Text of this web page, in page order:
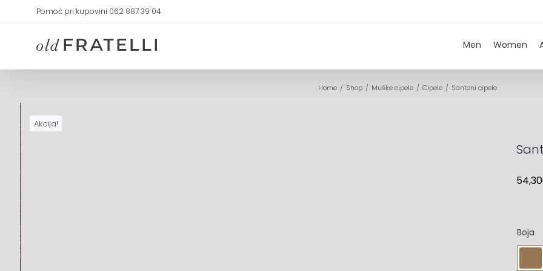
Pomoć pri kupovini 062 887 39 04
Men Women
Home Shop Muške cipele Cipele Santoni cipele
Akcija!
Boja